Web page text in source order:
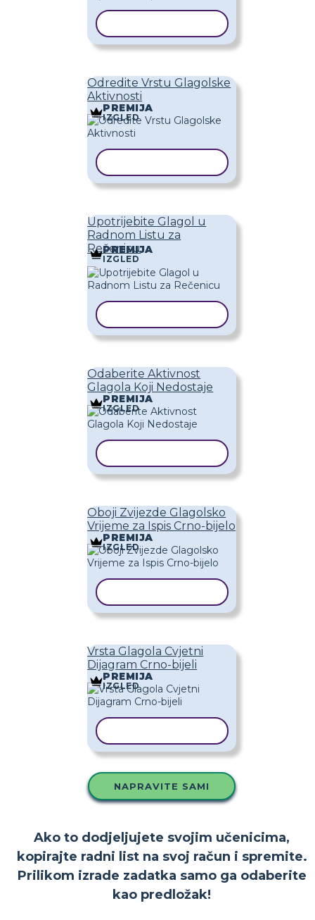
Odredite Vrstu Glagolske
Aktivnosti
PREMIJA
IZGLED
Upotrijebite Glagol u
Radnom Listu za
Rečenicu
PREMIJA
IZGLED
Odaberite Aktivnost
Glagola Koji Nedostaje
PREMIJA
IZGLED
Oboji Zvijezde Glagolsko
Vrijeme za Ispis Crno-bijelo
PREMIJA
IZGLED
Vrsta Glagola Cvjetni
Dijagram Crno-bijeli
PREMIJA
IZGLED
NAPRAVITE SAMI
Ako to dodjeljujete svojim učenicima,
kopirajte radni list na svoj račun i spremite.
Prilikom izrade zadatka samo ga odaberite
kao predložak!